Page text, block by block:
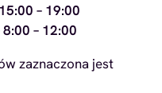
– 19:00
– 12:00
zaznaczona jest